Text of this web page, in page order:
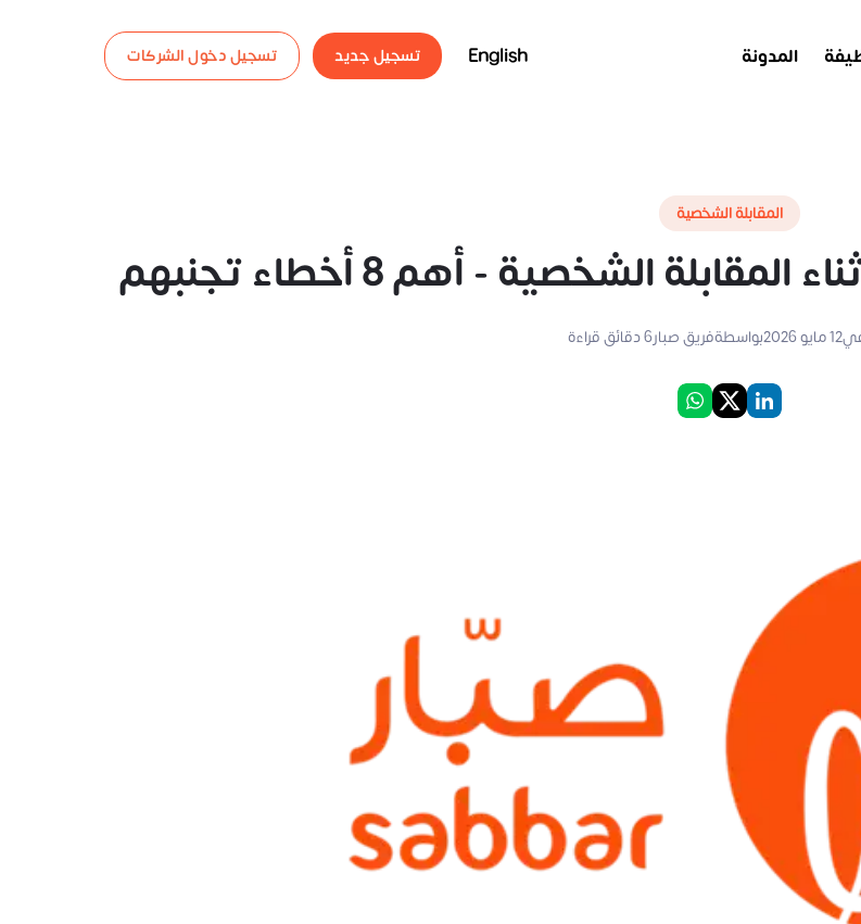
المدونة English تسجيل جديد تسجيل دخول الشركات
المقابلة الشخصية
الشخصية - أهم 8 أخطاء تجنبهم
12 مايو 2026 بواسطةفريق صبار6دقائق قراءة